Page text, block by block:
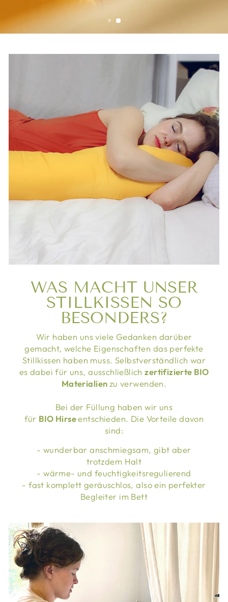
WAS MACHT UNSER
STILLKISSEN SO
BESONDERS?
Wir haben uns viele Gedanken darüber
gemacht, welche Eigenschaften das perfekte
Stillkissen haben muss. Selbstverständlich war
es dabei für uns, ausschließlichzertifizierte BIO
Materialienzu verwenden.
Bei der Füllung haben wir uns
für BIO Hirseentschieden. Die Vorteile davon
sind:
- wunderbar anschmiegsam, gibt aber
trotzdem Halt
- wärme- und feuchtigkeitsregulierend
- fast komplett geräuschlos, also ein perfekter
Begleiter im Bett